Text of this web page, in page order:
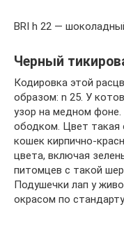
BRI h 22 —
Черный
Кодировка этой
образом: n 25. У
узор на медном
ободком. Цвет такая
кошек кирпично-
цвета, включая
питомцев с такой
Подушечки лап у
окрасом по